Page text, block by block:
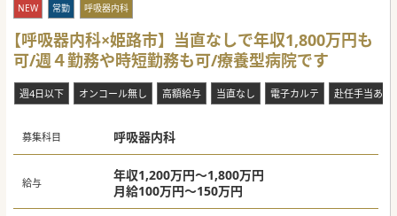
【職場環境と雰囲気】
■定年以降も長くご勤務いただける環境です。実際に90歳を
超える医師も在籍しています。
■協力的なスタッフと共に、患者様一人一人に対して寄り添
い、向き合って医療を提供できる職場です。
■子育て支援や時短勤務など、それぞれ医師のライフステー
ジに合わせた働き方が可能です。
#秋入職可
NEW 常勤 呼吸器内科
【呼吸器内科×姫路市】当直なしで年収1,800万円も
可/週４勤務や時短勤務も可/療養型病院です
週4日以下 オンコール無し 高額給与 当直なし 電子カルテ 赴任手当あり
募集科目 呼吸器内科
給与
年収1,200万円～1,800万円
月給100万円～150万円